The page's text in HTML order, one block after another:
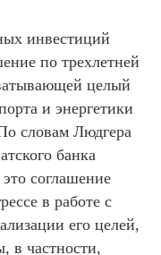
инвестиций
по трехлетней
целый
и энергетики
словам Людгера
банка
соглашение
в работе с
его целей,
в частности,